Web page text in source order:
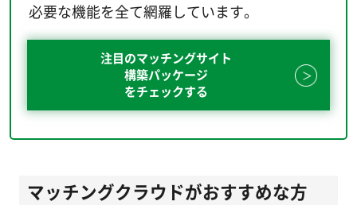
必要な機能を全て網羅しています。
注目のマッチングサイト
構築パッケージ
をチェックする
マッチングクラウドがおすすめな方